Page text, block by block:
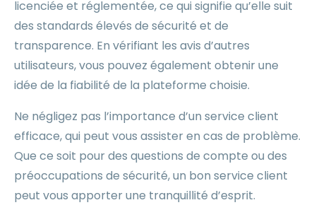
licenciée et réglementée, ce qui signifie qu’elle suit
des standards élevés de sécurité et de
transparence. En vérifiant les avis d’autres
utilisateurs, vous pouvez également obtenir une
idée de la fiabilité de la plateforme choisie.
Ne négligez pas l’importance d’un service client
efficace, qui peut vous assister en cas de problème.
Que ce soit pour des questions de compte ou des
préoccupations de sécurité, un bon service client
peut vous apporter une tranquillité d’esprit.